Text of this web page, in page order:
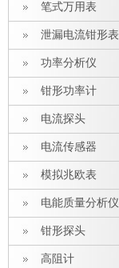
笔式万用表
泄漏电流钳形表
功率分析仪
钳形功率计
电流探头
电流传感器
模拟兆欧表
电能质量分析仪
钳形探头
高阻计